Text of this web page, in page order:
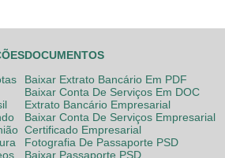
DOCUMENTOS
Baixar Extrato Bancário Em PDF
Baixar Conta De Serviços Em DOC
Extrato Bancário Empresarial
Baixar Conta De Serviços Empresarial
Certificado Empresarial
Fotografia De Passaporte PSD
Baixar Passaporte PSD